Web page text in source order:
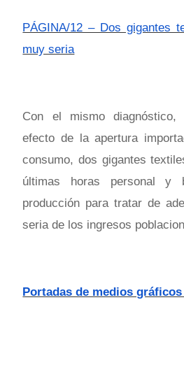
PÁGINA/12 – Dos gigantes
muy seria
Con el mismo
efecto de la apertura
consumo, dos gigantes
últimas horas personal y
producción para tratar de
seria de los ingresos
Portadas de medios gráficos